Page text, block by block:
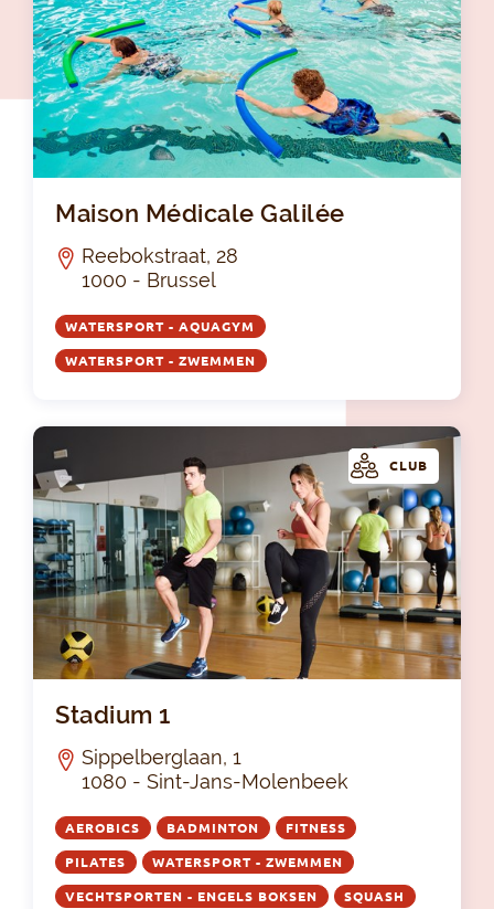
Maison Médicale Galilée
Reebokstraat, 28
1000 - Brussel
WATERSPORT - AQUAGYM
WATERSPORT - ZWEMMEN
CLUB
Stadium 1
Sippelberglaan, 1
1080 - Sint-Jans-Molenbeek
AEROBICS BADMINTON FITNESS
PILATES WATERSPORT - ZWEMMEN
VECHTSPORTEN - ENGELS BOKSEN SQUASH